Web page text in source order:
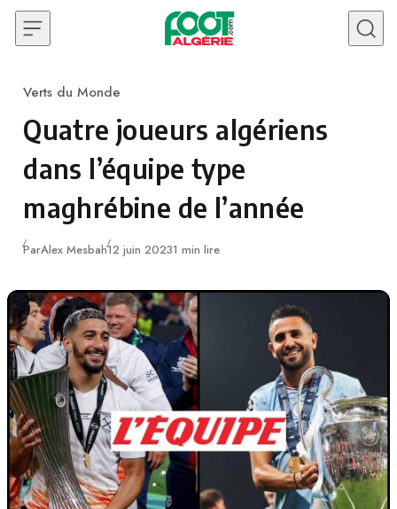
Skip to content
Category
Verts du Monde
Quatre joueurs algériens
dans l’équipe type
maghrébine de l’année
ParAlex MesbahPublié
12 juin 20231 min lire